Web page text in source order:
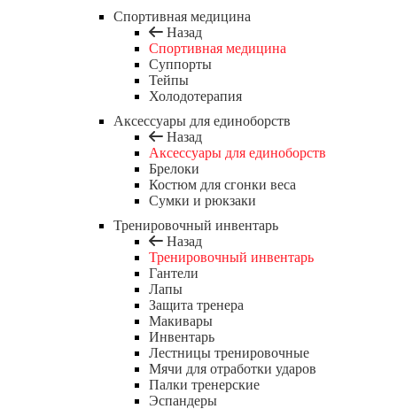
Спортивная медицина
Назад
Спортивная медицина
Суппорты
Тейпы
Холодотерапия
Аксессуары для единоборств
Назад
Аксессуары для единоборств
Брелоки
Костюм для сгонки веса
Сумки и рюкзаки
Тренировочный инвентарь
Назад
Тренировочный инвентарь
Гантели
Лапы
Защита тренера
Макивары
Инвентарь
Лестницы тренировочные
Мячи для отработки ударов
Палки тренерские
Эспандеры